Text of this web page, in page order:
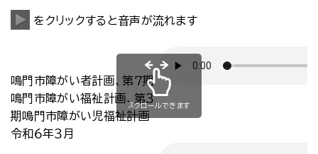
をクリックすると音声が流れます
鳴門市障がい者計画、第７期
鳴門市障がい福祉計画、第３
期鳴門市障がい児福祉計画
令和６年３月
スクロールできます